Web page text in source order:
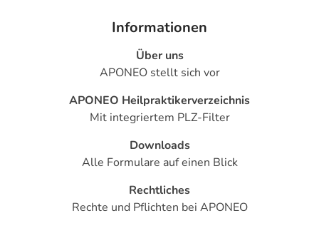
Informationen
Über uns
APONEO stellt sich vor
APONEO Heilpraktikerverzeichnis
Mit integriertem PLZ-Filter
Downloads
Alle Formulare auf einen Blick
Rechtliches
Rechte und Pflichten bei APONEO